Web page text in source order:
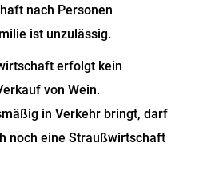
nach Personen
ist unzulässig.
erfolgt kein
von Wein.
in Verkehr bringt, darf
noch eine Straußwirtschaft